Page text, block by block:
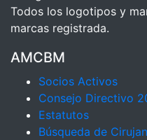
Todos los logotipos y
marcas registrada.
AMCBM
Socios Activos
Consejo Directivo
Estatutos
Búsqueda de